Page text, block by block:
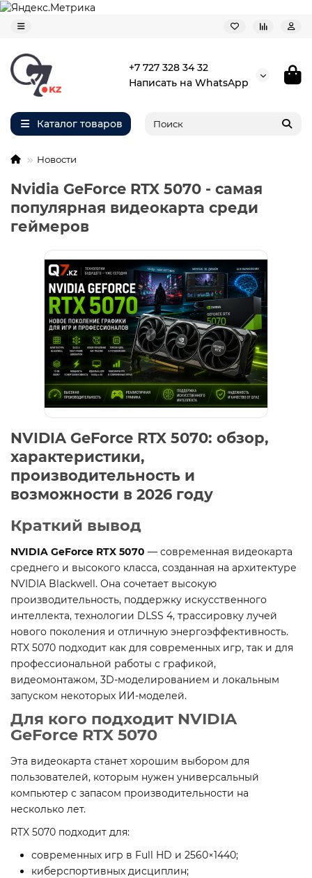
+7 727 328 34 32
Написать на WhatsApp
Каталог товаров
Новости
Nvidia GeForce RTX 5070 - самая
популярная видеокарта среди
геймеров
NVIDIA GeForce RTX 5070: обзор,
характеристики,
производительность и
возможности в 2026 году
Краткий вывод
NVIDIA GeForce RTX 5070 — современная видеокарта
среднего и высокого класса, созданная на архитектуре
NVIDIA Blackwell. Она сочетает высокую
производительность, поддержку искусственного
интеллекта, технологии DLSS 4, трассировку лучей
нового поколения и отличную энергоэффективность.
RTX 5070 подходит как для современных игр, так и для
профессиональной работы с графикой,
видеомонтажом, 3D-моделированием и локальным
запуском некоторых ИИ-моделей.
Для кого подходит NVIDIA
GeForce RTX 5070
Эта видеокарта станет хорошим выбором для
пользователей, которым нужен универсальный
компьютер с запасом производительности на
несколько лет.
RTX 5070 подходит для:
современных игр в Full HD и 2560×1440;
киберспортивных дисциплин;